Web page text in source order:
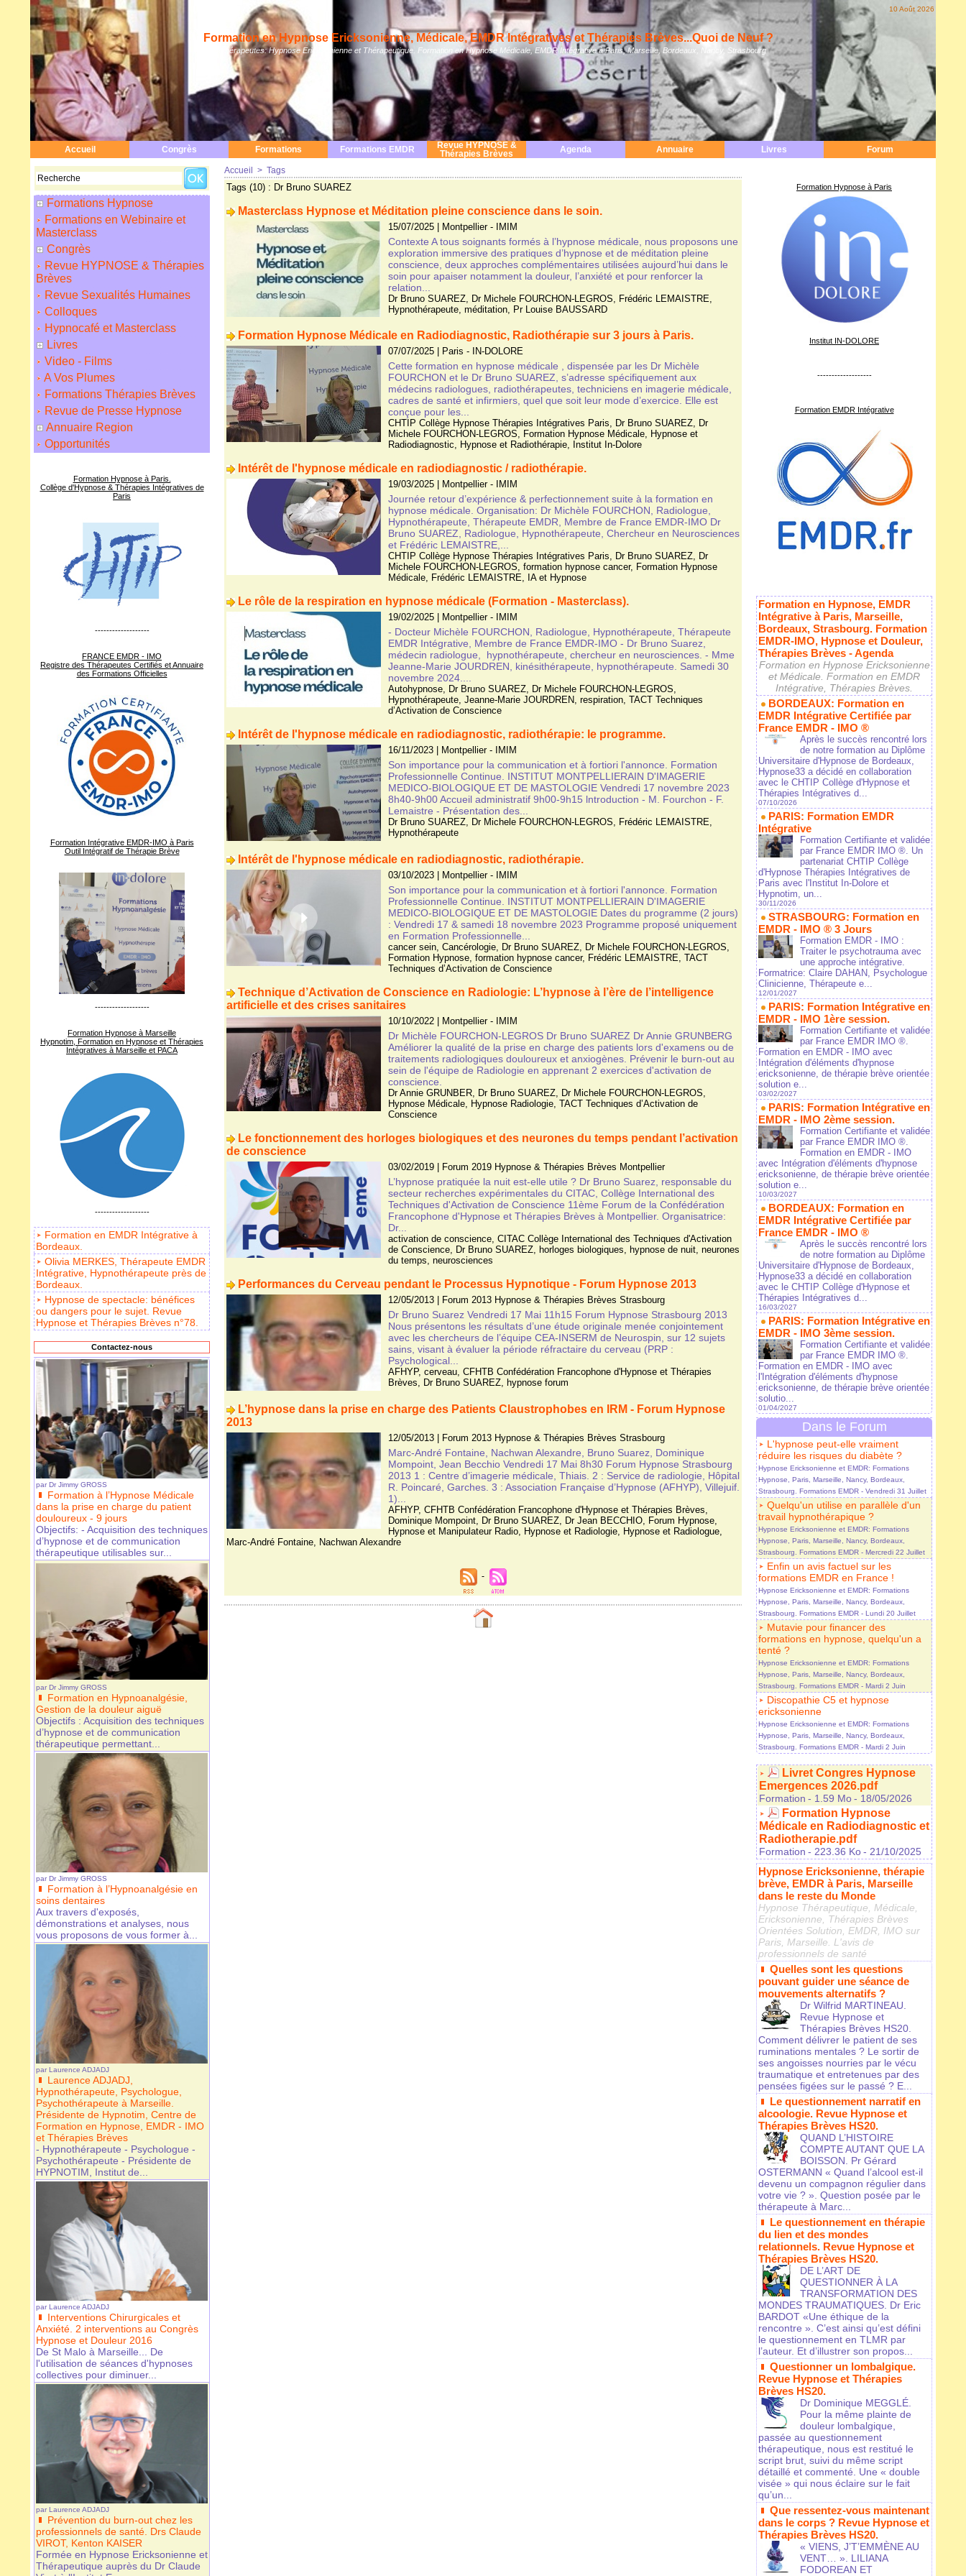
10 Août 2026
Formation en Hypnose Ericksonienne, Médicale, EMDR Intégratives et Thérapies Brèves...Quoi de Neuf ?
Hypnothérapeutes: Hypnose Ericksonienne et Thérapeutique. Formation en Hypnose Médicale, EMDR Intégrative à Paris, Marseille, Bordeaux, Nancy, Strasbourg
Accueil Congrès Formations Formations EMDR
Revue HYPNOSE &
Thérapies Brèves
Agenda Annuaire Livres Forum
Formations Hypnose
Formations en Webinaire et
Masterclass
Congrès
Revue HYPNOSE & Thérapies
Brèves
Revue Sexualités Humaines
Colloques
Hypnocafé et Masterclass
Livres
Video - Films
A Vos Plumes
Formations Thérapies Brèves
Revue de Presse Hypnose
Annuaire Region
Opportunités
Formation Hypnose à Paris.
Collège d'Hypnose & Thérapies Intégratives de
Paris
-------------------
FRANCE EMDR - IMO
Registre des Thérapeutes Certifiés et Annuaire
des Formations Officielles
Formation Intégrative EMDR-IMO à Paris
Outil Intégratif de Thérapie Brève
-------------------
Formation Hypnose à Marseille
Hypnotim, Formation en Hypnose et Thérapies
Intégratives à Marseille et PACA
-------------------
Formation en EMDR Intégrative à
Bordeaux.
Olivia MERKES, Thérapeute EMDR
Intégrative, Hypnothérapeute près de
Bordeaux.
Hypnose de spectacle: bénéfices
ou dangers pour le sujet. Revue
Hypnose et Thérapies Brèves n°78.
Contactez-nous
par Dr Jimmy GROSS
Formation à l’Hypnose Médicale
dans la prise en charge du patient
douloureux - 9 jours
Objectifs: - Acquisition des techniques
d’hypnose et de communication
thérapeutique utilisables sur...
par Dr Jimmy GROSS
Formation en Hypnoanalgésie,
Gestion de la douleur aiguë
Objectifs : Acquisition des techniques
d’hypnose et de communication
thérapeutique permettant...
par Dr Jimmy GROSS
Formation à l’Hypnoanalgésie en
soins dentaires
Aux travers d'exposés,
démonstrations et analyses, nous
vous proposons de vous former à...
par Laurence ADJADJ
Laurence ADJADJ,
Hypnothérapeute, Psychologue,
Psychothérapeute à Marseille.
Présidente de Hypnotim, Centre de
Formation en Hypnose, EMDR - IMO
et Thérapies Brèves
- Hypnothérapeute - Psychologue -
Psychothérapeute - Présidente de
HYPNOTIM, Institut de...
par Laurence ADJADJ
Interventions Chirurgicales et
Anxiété. 2 interventions au Congrès
Hypnose et Douleur 2016
De St Malo à Marseille... De
l'utilisation de séances d'hypnoses
collectives pour diminuer...
par Laurence ADJADJ
Prévention du burn-out chez les
professionnels de santé. Drs Claude
VIROT, Kenton KAISER
Formée en Hypnose Ericksonienne et
Thérapeutique auprès du Dr Claude
Accueil > Tags
Tags (10) : Dr Bruno SUAREZ
Masterclass Hypnose et Méditation pleine conscience dans le soin.
15/07/2025 Montpellier - IMIM
Contexte A tous soignants formés à l’hypnose médicale, nous proposons une
exploration immersive des pratiques d’hypnose et de méditation pleine
conscience, deux approches complémentaires utilisées aujourd’hui dans le
soin pour apaiser notamment la douleur, l’anxiété et pour renforcer la
relation...
Dr Bruno SUAREZ, Dr Michele FOURCHON-LEGROS, Frédéric LEMAISTRE,
Hypnothérapeute, méditation, Pr Louise BAUSSARD
Formation Hypnose Médicale en Radiodiagnostic, Radiothérapie sur 3 jours à Paris.
07/07/2025 Paris - IN-DOLORE
Cette formation en hypnose médicale , dispensée par les Dr Michèle
FOURCHON et le Dr Bruno SUAREZ, s’adresse spécifiquement aux
médecins radiologues, radiothérapeutes, techniciens en imagerie médicale,
cadres de santé et infirmiers, quel que soit leur mode d’exercice. Elle est
conçue pour les...
CHTIP Collège Hypnose Thérapies Intégratives Paris, Dr Bruno SUAREZ, Dr
Michele FOURCHON-LEGROS, Formation Hypnose Médicale, Hypnose et
Radiodiagnostic, Hypnose et Radiothérapie, Institut In-Dolore
Intérêt de l'hypnose médicale en radiodiagnostic / radiothérapie.
19/03/2025 Montpellier - IMIM
Journée retour d’expérience & perfectionnement suite à la formation en
hypnose médicale. Organisation: Dr Michèle FOURCHON, Radiologue,
Hypnothérapeute, Thérapeute EMDR, Membre de France EMDR-IMO Dr
Bruno SUAREZ, Radiologue, Hypnothérapeute, Chercheur en Neurosciences
et Frédéric LEMAISTRE,...
CHTIP Collège Hypnose Thérapies Intégratives Paris, Dr Bruno SUAREZ, Dr
Michele FOURCHON-LEGROS, formation hypnose cancer, Formation Hypnose
Médicale, Frédéric LEMAISTRE, IA et Hypnose
Le rôle de la respiration en hypnose médicale (Formation - Masterclass).
19/02/2025 Montpellier - IMIM
- Docteur Michèle FOURCHON, Radiologue, Hypnothérapeute, Thérapeute
EMDR Intégrative, Membre de France EMDR-IMO - Dr Bruno Suarez,
médecin radiologue, hypnothérapeute, chercheur en neurosciences. - Mme
Jeanne-Marie JOURDREN, kinésithérapeute, hypnothérapeute. Samedi 30
novembre 2024....
Autohypnose, Dr Bruno SUAREZ, Dr Michele FOURCHON-LEGROS,
Hypnothérapeute, Jeanne-Marie JOURDREN, respiration, TACT Techniques
d’Activation de Conscience
Intérêt de l'hypnose médicale en radiodiagnostic, radiothérapie: le programme.
16/11/2023 Montpellier - IMIM
Son importance pour la communication et à fortiori l'annonce. Formation
Professionnelle Continue. INSTITUT MONTPELLIERAIN D'IMAGERIE
MEDICO-BIOLOGIQUE ET DE MASTOLOGIE Vendredi 17 novembre 2023
8h40-9h00 Accueil administratif 9h00-9h15 lntroduction - M. Fourchon - F.
Lemaistre - Présentation des...
Dr Bruno SUAREZ, Dr Michele FOURCHON-LEGROS, Frédéric LEMAISTRE,
Hypnothérapeute
Intérêt de l'hypnose médicale en radiodiagnostic, radiothérapie.
03/10/2023 Montpellier - IMIM
Son importance pour la communication et à fortiori l'annonce. Formation
Professionnelle Continue. INSTITUT MONTPELLIERAIN D'IMAGERIE
MEDICO-BIOLOGIQUE ET DE MASTOLOGIE Dates du programme (2 jours)
: Vendredi 17 & samedi 18 novembre 2023 Programme proposé uniquement
en Formation Professionnelle...
cancer sein, Cancérologie, Dr Bruno SUAREZ, Dr Michele FOURCHON-LEGROS,
Formation Hypnose, formation hypnose cancer, Frédéric LEMAISTRE, TACT
Techniques d’Activation de Conscience
Technique d’Activation de Conscience en Radiologie: L’hypnose à l’ère de l’intelligence
artificielle et des crises sanitaires
10/10/2022 Montpellier - IMIM
Dr Michèle FOURCHON-LEGROS Dr Bruno SUAREZ Dr Annie GRUNBERG
Améliorer la qualité de la prise en charge des patients lors d'examens ou de
traitements radiologiques douloureux et anxiogènes. Prévenir le burn-out au
sein de l'équipe de Radiologie en apprenant 2 exercices d'activation de
conscience.
Dr Annie GRUNBER, Dr Bruno SUAREZ, Dr Michele FOURCHON-LEGROS,
Hypnose Médicale, Hypnose Radiologie, TACT Techniques d’Activation de
Conscience
Le fonctionnement des horloges biologiques et des neurones du temps pendant l’activation
de conscience
03/02/2019 Forum 2019 Hypnose & Thérapies Brèves Montpellier
L’hypnose pratiquée la nuit est-elle utile ? Dr Bruno Suarez, responsable du
secteur recherches expérimentales du CITAC, Collège International des
Techniques d'Activation de Conscience 11ème Forum de la Confédération
Francophone d'Hypnose et Thérapies Brèves à Montpellier. Organisatrice:
Dr...
activation de conscience, CITAC Collège International des Techniques d'Activation
de Conscience, Dr Bruno SUAREZ, horloges biologiques, hypnose de nuit, neurones
du temps, neurosciences
Performances du Cerveau pendant le Processus Hypnotique - Forum Hypnose 2013
12/05/2013 Forum 2013 Hypnose & Thérapies Brèves Strasbourg
Dr Bruno Suarez Vendredi 17 Mai 11h15 Forum Hypnose Strasbourg 2013
Nous présentons les résultats d’une étude originale menée conjointement
avec les chercheurs de l’équipe CEA-INSERM de Neurospin, sur 12 sujets
sains, visant à évaluer la période réfractaire du cerveau (PRP :
Psychological...
AFHYP, cerveau, CFHTB Confédération Francophone d'Hypnose et Thérapies
Brèves, Dr Bruno SUAREZ, hypnose forum
L’hypnose dans la prise en charge des Patients Claustrophobes en IRM - Forum Hypnose
2013
12/05/2013 Forum 2013 Hypnose & Thérapies Brèves Strasbourg
Marc-André Fontaine, Nachwan Alexandre, Bruno Suarez, Dominique
Mompoint, Jean Becchio Vendredi 17 Mai 8h30 Forum Hypnose Strasbourg
2013 1 : Centre d’imagerie médicale, Thiais. 2 : Service de radiologie, Hôpital
R. Poincaré, Garches. 3 : Association Française d’Hypnose (AFHYP), Villejuif.
1)...
AFHYP, CFHTB Confédération Francophone d'Hypnose et Thérapies Brèves,
Dominique Mompoint, Dr Bruno SUAREZ, Dr Jean BECCHIO, Forum Hypnose,
Hypnose et Manipulateur Radio, Hypnose et Radiologie, Hypnose et Radiologue,
Marc-André Fontaine, Nachwan Alexandre
Formation Hypnose à Paris
Institut IN-DOLORE
-------------------
Formation EMDR Intégrative
Formation en Hypnose, EMDR
Intégrative à Paris, Marseille,
Bordeaux, Strasbourg. Formation
EMDR-IMO, Hypnose et Douleur,
Thérapies Brèves - Agenda
Formation en Hypnose Ericksonienne
et Médicale. Formation en EMDR
Intégrative, Thérapies Brèves.
BORDEAUX: Formation en
EMDR Intégrative Certifiée par
France EMDR - IMO ®
Après le succès rencontré lors
de notre formation au Diplôme
Universitaire d'Hypnose de Bordeaux,
Hypnose33 a décidé en collaboration
avec le CHTIP Collège d'Hypnose et
Thérapies Intégratives d...
07/10/2026
PARIS: Formation EMDR
Intégrative
Formation Certifiante et validée
par France EMDR IMO ®. Un
partenariat CHTIP Collège
d'Hypnose Thérapies Intégratives de
Paris avec l'Institut In-Dolore et
Hypnotim, un...
30/11/2026
STRASBOURG: Formation en
EMDR - IMO ® 3 Jours
Formation EMDR - IMO :
Traiter le psychotrauma avec
une approche intégrative.
Formatrice: Claire DAHAN, Psychologue
Clinicienne, Thérapeute e...
12/01/2027
PARIS: Formation Intégrative en
EMDR - IMO 1ère session.
Formation Certifiante et validée
par France EMDR IMO ®.
Formation en EMDR - IMO avec
Intégration d'éléments d'hypnose
ericksonienne, de thérapie brève orientée
solution e...
03/02/2027
PARIS: Formation Intégrative en
EMDR - IMO 2ème session.
Formation Certifiante et validée
par France EMDR IMO ®.
Formation en EMDR - IMO
avec Intégration d'éléments d'hypnose
ericksonienne, de thérapie brève orientée
solution e...
10/03/2027
BORDEAUX: Formation en
EMDR Intégrative Certifiée par
France EMDR - IMO ®
Après le succès rencontré lors
de notre formation au Diplôme
Universitaire d'Hypnose de Bordeaux,
Hypnose33 a décidé en collaboration
avec le CHTIP Collège d'Hypnose et
Thérapies Intégratives d...
16/03/2027
PARIS: Formation Intégrative en
EMDR - IMO 3ème session.
Formation Certifiante et validée
par France EMDR IMO ®.
Formation en EMDR - IMO avec
l'Intégration d'éléments d'hypnose
ericksonienne, de thérapie brève orientée
solutio...
01/04/2027
Dans le Forum
L'hypnose peut-elle vraiment
réduire les risques du diabète ?
Hypnose Ericksonienne et EMDR: Formations
Hypnose, Paris, Marseille, Nancy, Bordeaux,
Strasbourg. Formations EMDR - Vendredi 31 Juillet
Quelqu'un utilise en parallèle d'un
travail hypnothérapique ?
Hypnose Ericksonienne et EMDR: Formations
Hypnose, Paris, Marseille, Nancy, Bordeaux,
Strasbourg. Formations EMDR - Mercredi 22 Juillet
Enfin un avis factuel sur les
formations EMDR en France !
Hypnose Ericksonienne et EMDR: Formations
Hypnose, Paris, Marseille, Nancy, Bordeaux,
Strasbourg. Formations EMDR - Lundi 20 Juillet
Mutavie pour financer des
formations en hypnose, quelqu'un a
tenté ?
Hypnose Ericksonienne et EMDR: Formations
Hypnose, Paris, Marseille, Nancy, Bordeaux,
Strasbourg. Formations EMDR - Mardi 2 Juin
Discopathie C5 et hypnose
ericksonienne
Hypnose Ericksonienne et EMDR: Formations
Hypnose, Paris, Marseille, Nancy, Bordeaux,
Strasbourg. Formations EMDR - Mardi 2 Juin
Livret Congres Hypnose
Emergences 2026.pdf
Formation - 1.59 Mo- 18/05/2026
Formation Hypnose
Médicale en Radiodiagnostic et
Radiotherapie.pdf
Formation - 223.36 Ko- 21/10/2025
Hypnose Ericksonienne, thérapie
brève, EMDR à Paris, Marseille
dans le reste du Monde
Hypnose Thérapeutique, Médicale,
Ericksonienne, Thérapies Brèves
Orientées Solution, EMDR, IMO sur
Paris, Marseille. L'avis de
professionnels de santé
Quelles sont les questions
pouvant guider une séance de
mouvements alternatifs ?
Dr Wilfrid MARTINEAU.
Revue Hypnose et
Thérapies Brèves HS20.
Comment délivrer le patient de ses
ruminations mentales ? Le sortir de
ses angoisses nourries par le vécu
traumatique et entretenues par des
pensées figées sur le passé ? E...
Le questionnement narratif en
alcoologie. Revue Hypnose et
Thérapies Brèves HS20.
QUAND L’HISTOIRE
COMPTE AUTANT QUE LA
BOISSON. Pr Gérard
OSTERMANN « Quand l’alcool est-il
devenu un compagnon régulier dans
votre vie ? ». Question posée par le
thérapeute à Marc...
Le questionnement en thérapie
du lien et des mondes
relationnels. Revue Hypnose et
Thérapies Brèves HS20.
DE L’ART DE
QUESTIONNER À LA
TRANSFORMATION DES
MONDES TRAUMATIQUES. Dr Eric
BARDOT «Une éthique de la
rencontre ». C’est ainsi qu’est défini
le questionnement en TLMR par
l’auteur. Et d’illustrer son propos...
Questionner un lombalgique.
Revue Hypnose et Thérapies
Brèves HS20.
Dr Dominique MEGGLÉ.
Pour la même plainte de
douleur lombalgique,
passée au questionnement
thérapeutique, nous est restitué le
script brut, suivi du même script
détaillé et commenté. Une « double
visée » qui nous éclaire sur le fait
qu’un...
Que ressentez-vous maintenant
dans le corps ? Revue Hypnose et
Thérapies Brèves HS20.
« VIENS, J’T’EMMÈNE AU
VENT… ». LILIANA
FODOREAN ET